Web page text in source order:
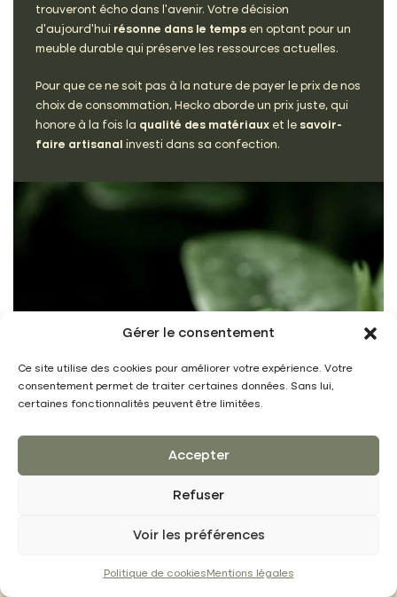
Gérer le consentement
Ce site utilise des cookies pour améliorer votre expérience. Votre
consentement permet de traiter certaines données. Sans lui,
certaines fonctionnalités peuvent être limitées.
Accepter
Refuser
Voir les préférences
Politique de cookies Mentions légales
trouveront écho dans l’avenir. Votre décision
d’aujourd’hui résonne dans le temps en optant pour un
meuble durable qui préserve les ressources actuelles.
Pour que ce ne soit pas à la nature de payer le prix de nos
choix de consommation, Hecko aborde un prix juste, qui
honore à la fois la qualité des matériaux et le savoir-
faire artisanal
investi dans sa confection.
Notre concept